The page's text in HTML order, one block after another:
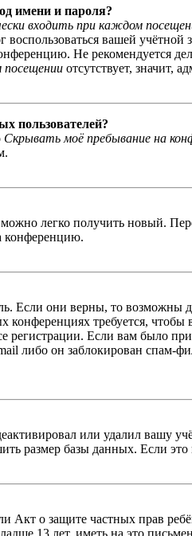
имени и пароля?
входить при каждом
воспользоваться вашей
Не рекомендуется
отсутствует, значит,
пользователей?
Скрывать моё пребывание на
легко получить новый.
конференцию.
Если они верны, то
требуется,
регистрации. Если вам было
либо он заблокирован спам-
или удалил вашу
размер базы данных. Если это
Акт о защите частных прав
13 лет, иметь на это